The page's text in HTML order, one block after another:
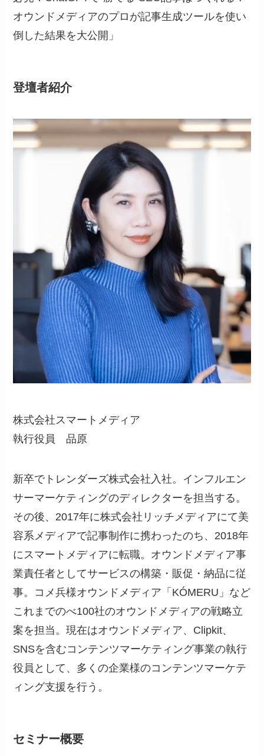
オウンドメディアのプロが記事生成ツールを使い
倒した結果を大公開」
登壇者紹介
株式会社スマートメディア
執行役員 品原
新卒でトレンダーズ株式会社入社。インフルエン
サーマーケティングのディレクターを担当する。
その後、2017年に株式会社リッチメディアにて美
容系メディアで記事制作に携わったのち、2018年
にスマートメディアに転職。オウンドメディア事
業責任者としてサービスの構築・販促・納品に従
事。コメ兵様オウンドメディア「KÓMERU」など
これまでのべ100社のオウンドメディアの戦略立
案を担当。現在はオウンドメディア、Clipkit、
SNSを含むコンテンツマーケティング事業の執行
役員として、多くの企業様のコンテンツマーケテ
ィング支援を行う。
セミナー概要